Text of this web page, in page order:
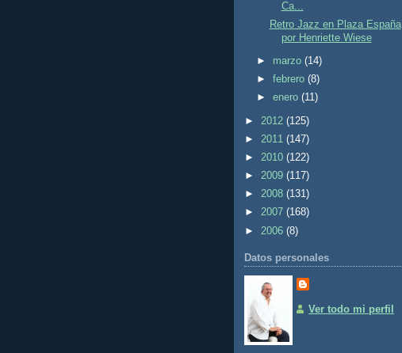
Ca...
Retro Jazz en Plaza España
por Henriette Wiese
► marzo(14)
►febrero(8)
►enero(11)
► 2012 (125)
► 2011 (147)
► 2010 (122)
► 2009 (117)
► 2008 (131)
► 2007 (168)
► 2006 (8)
Datos personales
Ver todo mi perfil